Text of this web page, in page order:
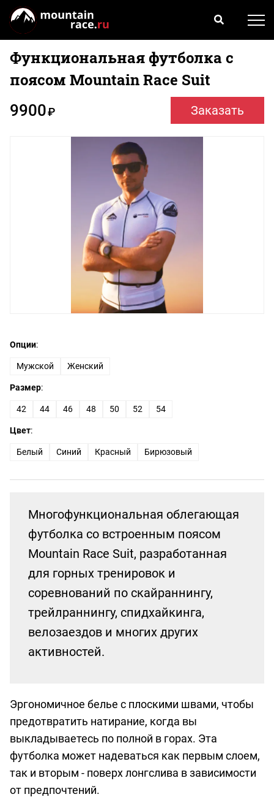
Функциональная футболка c
поясом Mountain Race Suit
9900₽ Заказать
Опции:
Мужской Женский
Размер:
42 44 46 48 50 52 54
Цвет:
Белый Синий Красный Бирюзовый
Многофункциональная облегающая
футболка со встроенным поясом
Mountain Race Suit, разработанная
для горных тренировок и
соревнований по скайраннингу,
трейлраннингу, спидхайкинга,
велозаездов и многих других
активностей.
Эргономичное белье с плоскими швами, чтобы
предотвратить натирание, когда вы
выкладываетесь по полной в горах. Эта
футболка может надеваться как первым слоем,
так и вторым - поверх лонгслива в зависимости
от предпочтений.